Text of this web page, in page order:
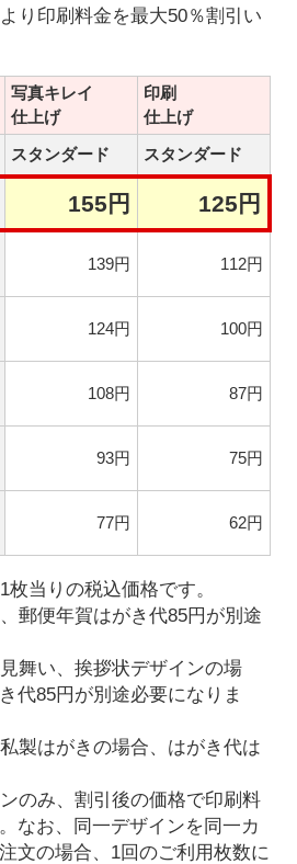
り印刷料金を最大50％割引い
写真キレイ
仕上げ
印刷
仕上げ
スタンダード スタンダード
155円 125円
139円 112円
124円 100円
108円 87円
93円 75円
77円 62円
当りの税込価格です。
郵便年賀はがき代85円が別途
舞い、挨拶状デザインの場
代85円が別途必要になりま
製はがきの場合、はがき代は
のみ、割引後の価格で印刷料
なお、同一デザインを同一カ
文の場合、1回のご利用枚数に